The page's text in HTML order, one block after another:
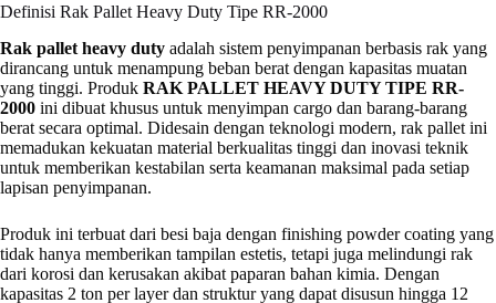
Definisi Rak Pallet Heavy Duty Tipe RR-2000
Rak pallet heavy duty adalah sistem penyimpanan berbasis rak yang
dirancang untuk menampung beban berat dengan kapasitas muatan
yang tinggi. Produk RAK PALLET HEAVY DUTY TIPE RR-
2000 ini dibuat khusus untuk menyimpan cargo dan barang-barang
berat secara optimal. Didesain dengan teknologi modern, rak pallet ini
memadukan kekuatan material berkualitas tinggi dan inovasi teknik
untuk memberikan kestabilan serta keamanan maksimal pada setiap
lapisan penyimpanan.
Produk ini terbuat dari besi baja dengan finishing powder coating yang
tidak hanya memberikan tampilan estetis, tetapi juga melindungi rak
dari korosi dan kerusakan akibat paparan bahan kimia. Dengan
kapasitas 2 ton per layer dan struktur yang dapat disusun hingga 12